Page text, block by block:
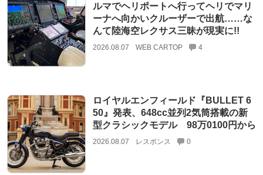
ルマでヘリポートへ行ってヘリでマリ
ーナへ向かいクルーザーで出航……な
んて陸海空レクサス三昧が現実に!!
2026.08.07 WEB CARTOP 4
ロイヤルエンフィールド『BULLET 6
50』発表、648cc並列2気筒搭載の新
型クラシックモデル 98万0100円から
2026.08.07 レスポンス 0